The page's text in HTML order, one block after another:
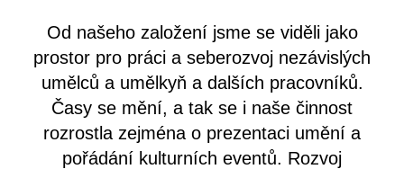
Od našeho založení jsme se viděli jako
prostor pro práci a seberozvoj nezávislých
umělců a umělkyň a dalších pracovníků.
Časy se mění, a tak se i naše činnost
rozrostla zejména o prezentaci umění a
pořádání kulturních eventů. Rozvoj